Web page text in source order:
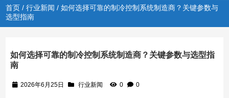
首页 /行业新闻 / 如何选择可靠的制冷控制系统制造商？关键参数与
选型指南
如何选择可靠的制冷控制系统制造商？关键参数与选型指
南
2026年6月25日 行业新闻 0 0